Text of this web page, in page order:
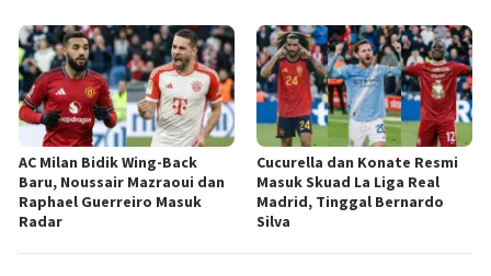
AC Milan Bidik Wing-Back
Baru, Noussair Mazraoui dan
Raphael Guerreiro Masuk
Radar
Cucurella dan Konate Resmi
Masuk Skuad La Liga Real
Madrid, Tinggal Bernardo
Silva